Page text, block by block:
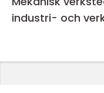
industri- och